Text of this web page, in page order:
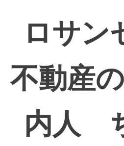
ロサン
不動産
内人